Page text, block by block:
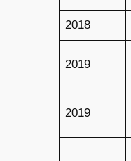
2018
2019
2019